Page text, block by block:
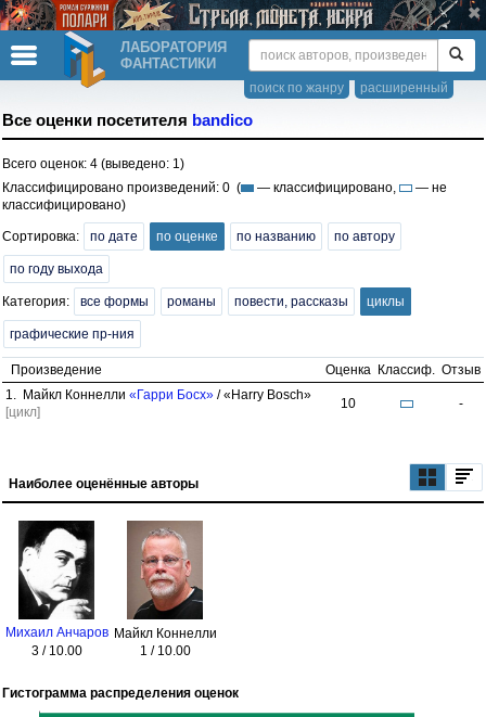
ЛАБОРАТОРИЯ
ФАНТАСТИКИ
расширенный
поиск по жанру
Все оценки посетителя bandico
Всего оценок: 4 (выведено: 1)
Классифицировано произведений: 0 (
— классифицировано,
— не
классифицировано)
Сортировка: по дате по оценке по названию по автору
по году выхода
Категория: все формы романы повести, рассказы циклы
графические пр-ния
Произведение Оценка Классиф. Отзыв
1. Майкл Коннелли «Гарри Босх» / «Harry Bosch»
[цикл]
10 -
Наиболее оценённые авторы
Михаил Анчаров
3 / 10.00
Майкл Коннелли
1 / 10.00
Гистограмма распределения оценок